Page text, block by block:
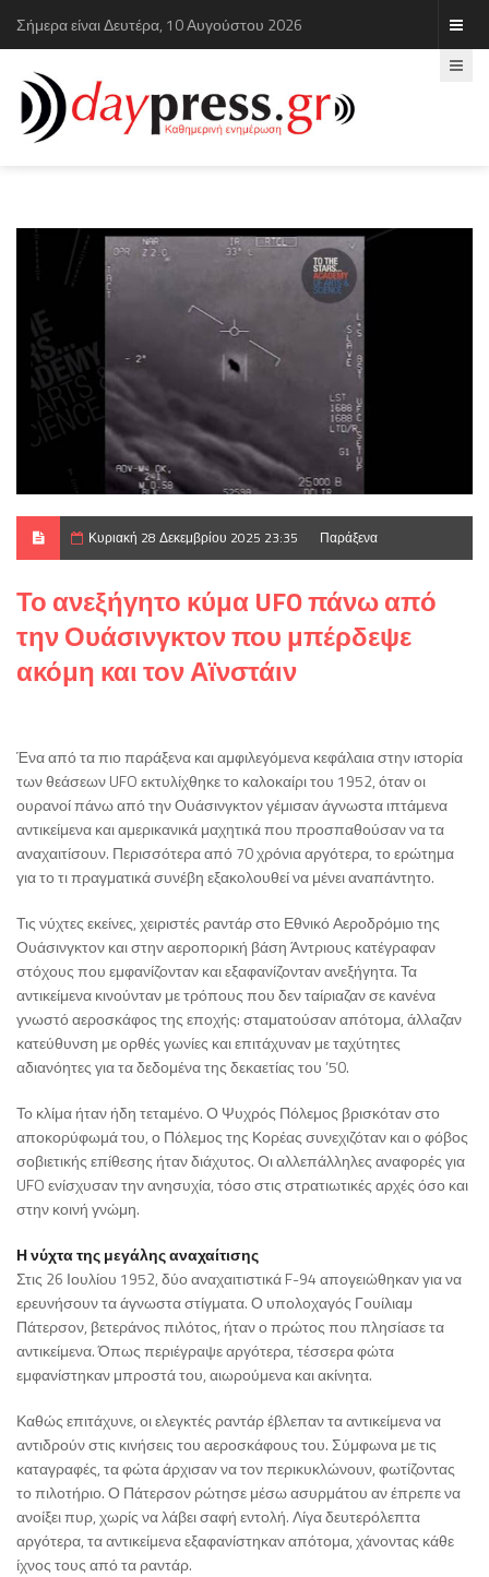
Σήμερα είναι Δευτέρα, 10 Αυγούστου 2026
Κυριακή 28 Δεκεμβρίου 2025 23:35 Παράξενα
Το ανεξήγητο κύμα UFO πάνω από
την Ουάσινγκτον που μπέρδεψε
ακόμη και τον Αϊνστάιν
Ένα από τα πιο παράξενα και αμφιλεγόμενα κεφάλαια στην ιστορία
των θεάσεων UFO εκτυλίχθηκε το καλοκαίρι του 1952, όταν οι
ουρανοί πάνω από την Ουάσινγκτον γέμισαν άγνωστα ιπτάμενα
αντικείμενα και αμερικανικά μαχητικά που προσπαθούσαν να τα
αναχαιτίσουν. Περισσότερα από 70 χρόνια αργότερα, το ερώτημα
για το τι πραγματικά συνέβη εξακολουθεί να μένει αναπάντητο.
Τις νύχτες εκείνες, χειριστές ραντάρ στο Εθνικό Αεροδρόμιο της
Ουάσινγκτον και στην αεροπορική βάση Άντριους κατέγραφαν
στόχους που εμφανίζονταν και εξαφανίζονταν ανεξήγητα. Τα
αντικείμενα κινούνταν με τρόπους που δεν ταίριαζαν σε κανένα
γνωστό αεροσκάφος της εποχής: σταματούσαν απότομα, άλλαζαν
κατεύθυνση με ορθές γωνίες και επιτάχυναν με ταχύτητες
αδιανόητες για τα δεδομένα της δεκαετίας του ’50.
Το κλίμα ήταν ήδη τεταμένο. Ο Ψυχρός Πόλεμος βρισκόταν στο
αποκορύφωμά του, ο Πόλεμος της Κορέας συνεχιζόταν και ο φόβος
σοβιετικής επίθεσης ήταν διάχυτος. Οι αλλεπάλληλες αναφορές για
UFO ενίσχυσαν την ανησυχία, τόσο στις στρατιωτικές αρχές όσο και
στην κοινή γνώμη.
Η νύχτα της μεγάλης αναχαίτισης
Στις 26 Ιουλίου 1952, δύο αναχαιτιστικά F-94 απογειώθηκαν για να
ερευνήσουν τα άγνωστα στίγματα. Ο υπολοχαγός Γουίλιαμ
Πάτερσον, βετεράνος πιλότος, ήταν ο πρώτος που πλησίασε τα
αντικείμενα. Όπως περιέγραψε αργότερα, τέσσερα φώτα
εμφανίστηκαν μπροστά του, αιωρούμενα και ακίνητα.
Καθώς επιτάχυνε, οι ελεγκτές ραντάρ έβλεπαν τα αντικείμενα να
αντιδρούν στις κινήσεις του αεροσκάφους του. Σύμφωνα με τις
καταγραφές, τα φώτα άρχισαν να τον περικυκλώνουν, φωτίζοντας
το πιλοτήριο. Ο Πάτερσον ρώτησε μέσω ασυρμάτου αν έπρεπε να
ανοίξει πυρ, χωρίς να λάβει σαφή εντολή. Λίγα δευτερόλεπτα
αργότερα, τα αντικείμενα εξαφανίστηκαν απότομα, χάνοντας κάθε
ίχνος τους από τα ραντάρ.